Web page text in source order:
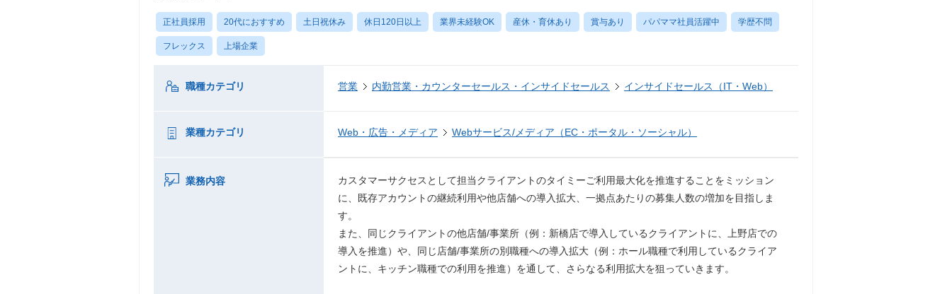
正社員採用 20代におすすめ 土日祝休み 休日120日以上 業界未経験OK 産休・育休あり 賞与あり パパママ社員活躍中 学歴不問
フレックス 上場企業
職種カテゴリ 営業 内勤営業・カウンターセールス・インサイドセールス インサイドセールス（IT・Web）
業種カテゴリ Web・広告・メディア Webサービス/メディア（EC・ポータル・ソーシャル）
業務内容
カスタマーサクセスとして担当クライアントのタイミーご利用最大化を推進することをミッション
に、既存アカウントの継続利用や他店舗への導入拡大、一拠点あたりの募集人数の増加を目指しま
す。
また、同じクライアントの他店舗/事業所（例：新橋店で導入しているクライアントに、上野店での
導入を推進）や、同じ店舗/事業所の別職種への導入拡大（例：ホール職種で利用しているクライア
ントに、キッチン職種での利用を推進）を通して、さらなる利用拡大を狙っていきます。